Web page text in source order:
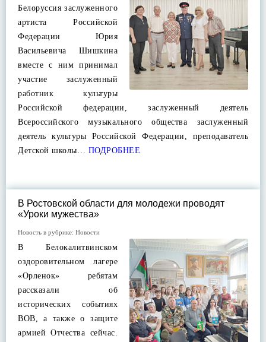
Белоруссия заслуженного
артиста Российской
Федерации Юрия
Васильевича Шишкина
вместе с ним принимал
участие заслуженный
работник культуры
Российской федерации, заслуженный деятель
Всероссийского музыкального общества заслуженный
деятель культуры Российской Федерации, преподаватель
Детской школы… ПОДРОБНЕЕ
В Ростовской области для молодежи проводят
«Уроки мужества»
Новость в рубрике: Новости
В Белокалитвинском
оздоровительном лагере
«Орленок» ребятам
рассказали об
исторических событиях
ВОВ, а также о защите
армией Отчества сейчас.